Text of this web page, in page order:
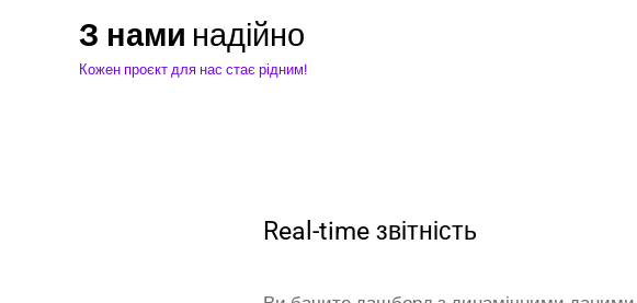
З нами комфортно
Кожен проєкт для нас стає рідним!
Real-time звітність